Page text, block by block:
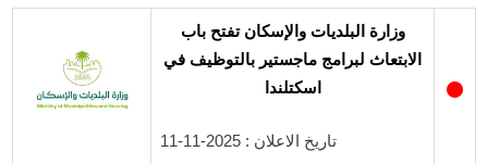
●
وزارة البلديات والإسكان تفتح باب
الابتعاث لبرامج ماجستير بالتوظيف في
اسكتلندا
تاريخ الاعلان : 2025-11-11